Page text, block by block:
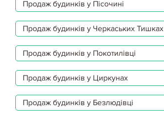
Продаж будинків у Пісочині
Продаж будинків у Черкаських Тишках
Продаж будинків у Покотилівці
Продаж будинків у Циркунах
Продаж будинків у Безлюдівці